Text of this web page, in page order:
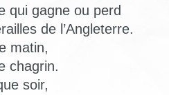
qui gagne ou perd
de l’Angleterre.
matin,
chagrin.
soir,